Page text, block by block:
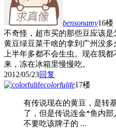
bensonamy16楼
不奇怪，超市买的那些豆应该
黄豆绿豆菜干啥的拿到广州没
上半年多都不会生虫。现在我
来，冻在冰箱里慢慢吃。
2012/05/23回复
colorfulife17楼
有传说现在的黄豆，是转
了，但是传说连金*鱼内
不要吃该牌子的 ...